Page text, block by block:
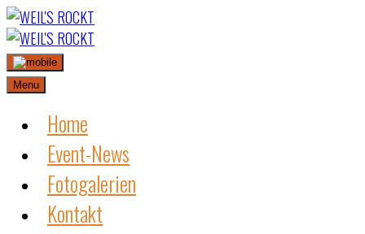
Skip
to
content
Menu
Home
Event-News
Fotogalerien
Kontakt